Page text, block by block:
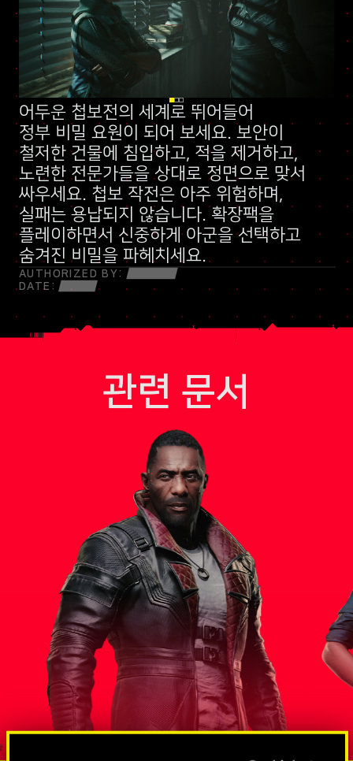
어두운 첩보전의 세계로 뛰어들어
정부 비밀 요원이 되어 보세요. 보안이
철저한 건물에 침입하고, 적을 제거하고,
노련한 전문가들을 상대로 정면으로 맞서
싸우세요. 첩보 작전은 아주 위험하며,
실패는 용납되지 않습니다. 확장팩을
플레이하면서 신중하게 아군을 선택하고
숨겨진 비밀을 파헤치세요.
AUTHORIZED BY:
DATE:
말보다 총알이 먼저 나가는 민병대
신규 스킬 트리
관련 문서
대통령
방대한 규모의 스파이 및 넷러너망
솔로몬 리
도그타운